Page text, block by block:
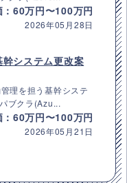
：60万円〜100万円
2026年05月28日
システム更改案
理を担う基幹システ
ブクラ(Azu...
：60万円〜100万円
2026年05月21日